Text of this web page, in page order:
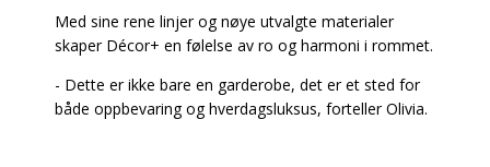
Med sine rene linjer og nøye utvalgte materialer
skaper Décor+ en følelse av ro og harmoni i rommet.
- Dette er ikke bare en garderobe, det er et sted for
både oppbevaring og hverdagsluksus, forteller Olivia.